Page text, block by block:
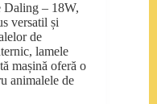
Daling – 18W,
versatil și
de
lamele
mașină oferă o
animalele de